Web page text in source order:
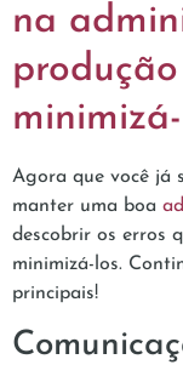
na
Agora que você já
manter uma boa
descobrir os erros
minimizá-los.
principais!